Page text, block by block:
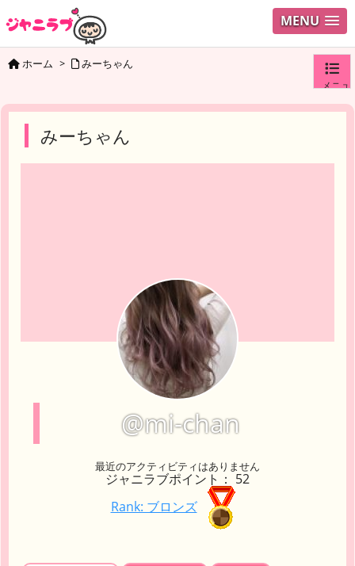
MENU
メニュ
ホーム > みーちゃん
みーちゃん
@mi-chan
最近のアクティビティはありません
ジャニラブポイント： 52
Rank: ブロンズ